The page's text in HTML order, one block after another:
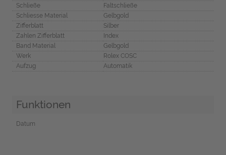
Schließe
Faltschließe
Schliesse Material
Gelbgold
Zifferblatt
Silber
Zahlen Zifferblatt
Index
Band Material
Gelbgold
Werk
Rolex COSC
Aufzug
Automatik
Funktionen
Datum